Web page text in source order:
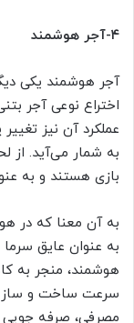
۴-آجر هوشمند
آجر هوشمند یکی
اختراع نوعی آجر
عملکرد آن نیز
به شمار می‌آید. از
بازی هستند و به
به آن معنا که در
به عنوان عایق
هوشمند، منجر به
سرعت ساخت‌ و ساز
مصرفی، صرفه